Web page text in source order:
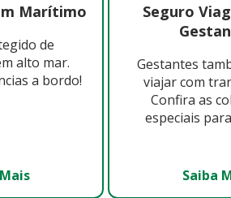
Marítimo
de
alto mar.
a bordo!
Seguro
Gestantes
viajar com
Confira as
especiais
Saiba